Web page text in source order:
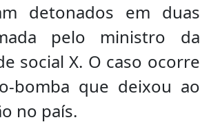
detonados em duas
pelo ministro da
social X. O caso ocorre
bomba que deixou ao
no país.